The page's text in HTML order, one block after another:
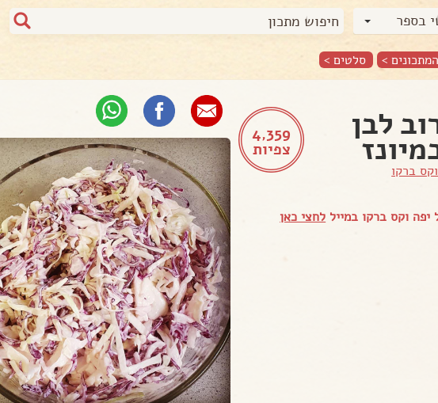
בספר
> סלטים >
4,359
צפיות
לבן
ברקו
וקס ברקו במייל לחצי כאן